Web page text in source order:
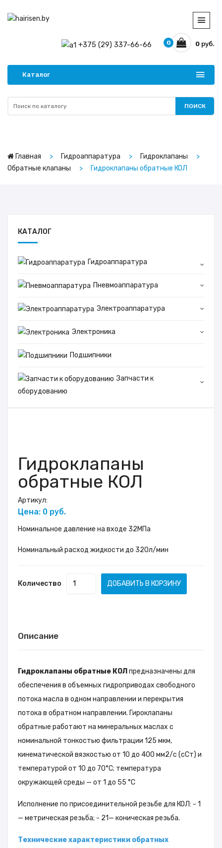
+375 (29) 337-66-66 0 руб.
0
Каталог
ПОИСК
Главная Гидроаппаратура
Гидроклапаны
Обратные клапаны
Гидроклапаны обратные КОЛ
Гидроклапаны
обратные КОЛ
Артикул:
Цена: 0 руб.
Номинальное давление на входе 32МПа
Номинальный расход жидкости до 320л/мин
Количество ДОБАВИТЬ В КОРЗИНУ
Описание
Гидроклапаны обратные КОЛ предназначены для
обеспечения в объемных гидроприводах свободного
потока масла в одном направлении и перекрытия
потока в обратном направлении. Гироклапаны
обратные работают на минеральных маслах с
номинальной тонкостью фильтрации 125 мкм,
кинематической вязкостью от 10 до 400 мм2/с (сСт) и
температурой от 10 до 70°С; температура
окружающей среды — от 1 до 55 °С
Исполнение по присоединительной резьбе для КОЛ: - 1
— метрическая резьба; - 21— коническая резьба.
Технические характеристики обратных
КАТАЛОГ
Гидроаппаратура
Пневмоаппаратура
Электроаппаратура
Электроника
Подшипники
Запчасти к
оборудованию